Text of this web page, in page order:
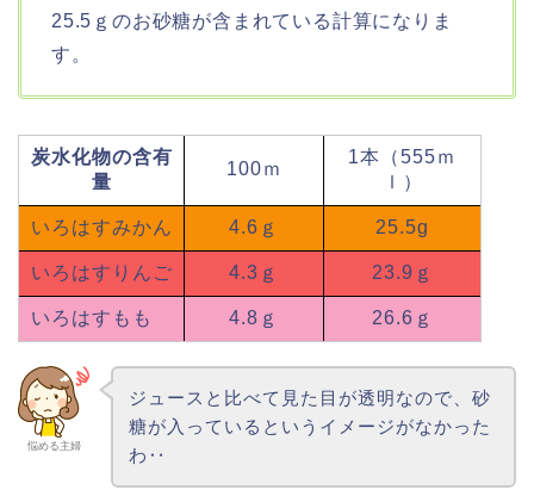
25.5ｇのお砂糖が含まれている計算になりま
す。
炭水化物の含有
量
100ｍ
1本（555ｍ
ｌ）
いろはすみかん 4.6ｇ 25.5g
いろはすりんご 4.3ｇ 23.9ｇ
いろはすもも 4.8ｇ 26.6ｇ
悩める主婦
ジュースと比べて見た目が透明なので、砂
糖が入っているというイメージがなかった
わ‥